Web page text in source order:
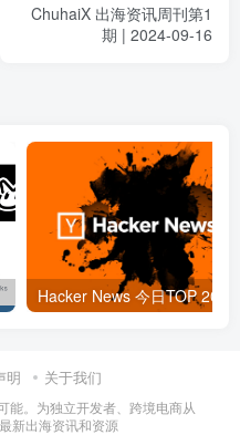
ChuhaiX 出海资讯周刊第1
期 | 2024-09-16
明 关于我们
能。为独立开发者、跨境电商从
新出海资讯和资源